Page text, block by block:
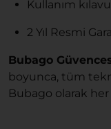
Kullanım
2 Yıl Resmi
Bubago
boyunca, tüm
Bubago olarak her